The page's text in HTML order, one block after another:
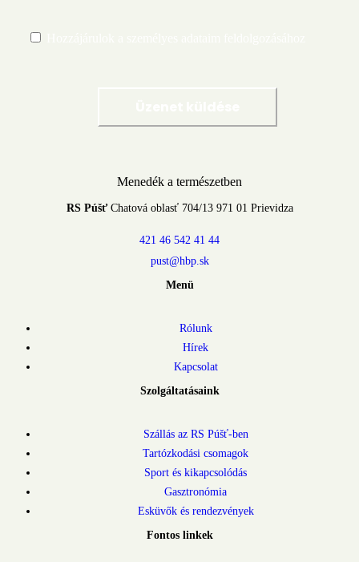
Menedék a természetben
RS PúšťChatová oblasť 704/13 971 01 Prievidza
421 46 542 41 44
pust@hbp.sk
Menü
Rólunk
Hírek
Kapcsolat
Szolgáltatásaink
Szállás az RS Púšť-ben
Tartózkodási csomagok
Sport és kikapcsolódás
Gasztronómia
Esküvők és rendezvények
Fontos linkek